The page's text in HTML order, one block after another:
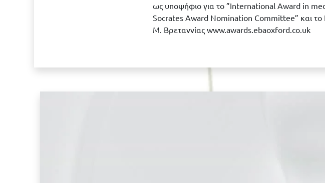
ως υποψήφιο για το ”Ιnternational Αward in
Socrates Award Nomination Committee” και
Μ. Βρεταννίας www.awards.ebaoxford.co.uk